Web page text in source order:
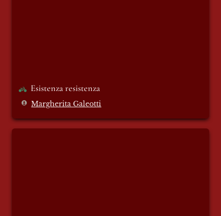
Esistenza resistenza
Margherita Galeotti